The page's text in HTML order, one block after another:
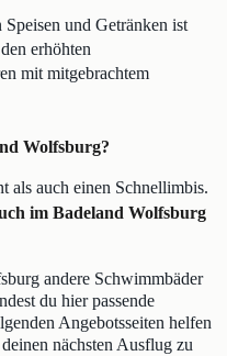
und Getränken ist
erhöhten
mit mitgebrachtem
Wolfsburg?
als auch einen Schnellimbis.
im Badeland Wolfsburg
andere Schwimmbäder
du hier passende
Angebotsseiten helfen
nächsten Ausflug zu